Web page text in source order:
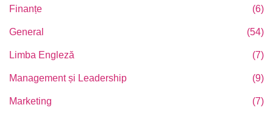
Finanțe (6)
General (54)
Limba Engleză (7)
Management și Leadership (9)
Marketing (7)